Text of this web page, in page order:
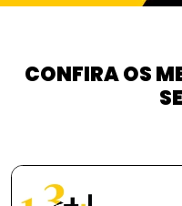
CONFIRA OS
PROMOÇÃO